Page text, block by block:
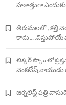
హఠాత్తుగా
తిరుమలలో , కల్తీ
కాదు….విస్తుపోయే
లిక్కర్ స్కాం లో
వెంకటేష్ నాయుడు
జర్నలిస్ట్ పత్రి